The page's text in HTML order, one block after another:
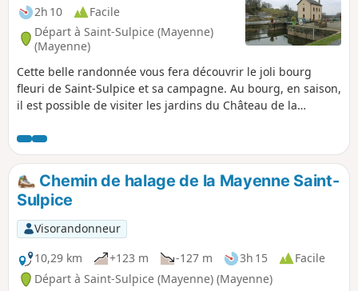
2h 10
Facile
Départ à Saint-Sulpice (Mayenne)
(Mayenne)
Cette belle randonnée vous fera découvrir le joli bourg
fleuri de Saint-Sulpice et sa campagne. Au bourg, en saison,
il est possible de visiter les jardins du Château de la
fraîcheur des bords de la Mayenne en empruntant le
chemin de Halage.
Chemin de halage de la Mayenne Saint-
Sulpice
Visorandonneur
10,29 km
+123 m -127 m 3h 15
Facile
Départ à Saint-Sulpice (Mayenne) (Mayenne)